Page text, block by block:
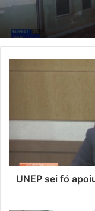
UNEP sei fó